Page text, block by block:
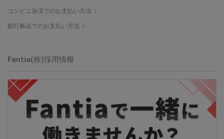
コンビニ決済でのお支払い方法
銀行振込でのお支払い方法
Fantia(株)採用情報